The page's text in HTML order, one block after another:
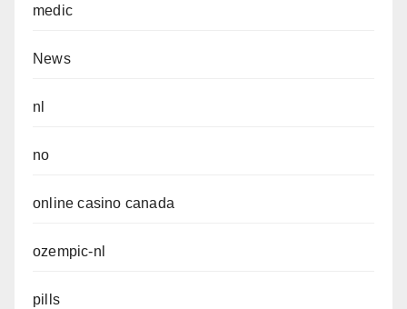
medic
News
nl
no
online casino canada
ozempic-nl
pills